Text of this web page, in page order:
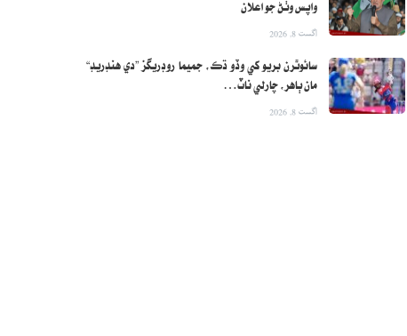
واپس وٺڻ جو اعلان
اگست 8, 2026
سائوٿرن بريو کي وڏو ڌڪ، جميما روڊريگز ”دي هنڊريڊ“
مان ٻاهر، چارلي ناٽ…
اگست 8, 2026